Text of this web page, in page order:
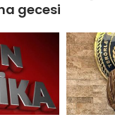
gecesi